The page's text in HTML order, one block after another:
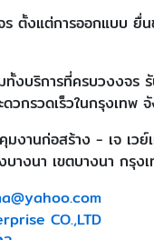
จร ตั้งแต่การออกแบบ
ทั้งบริการที่ครบวงงจ
วกรวดเร็วในกรุงเทพ
งานก่อสร้าง - เจ เวย์
งนา เขตบางนา กรุง
CO.,LTD